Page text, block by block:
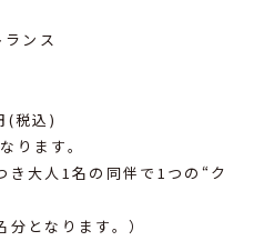
ンス
(税込)
ります。
大人1名の同伴で1つの“ク
分となります。）